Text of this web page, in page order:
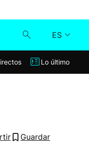
ES
Klisk
Lo último
Guardar